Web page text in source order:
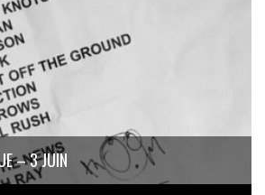
– 3 JUIN